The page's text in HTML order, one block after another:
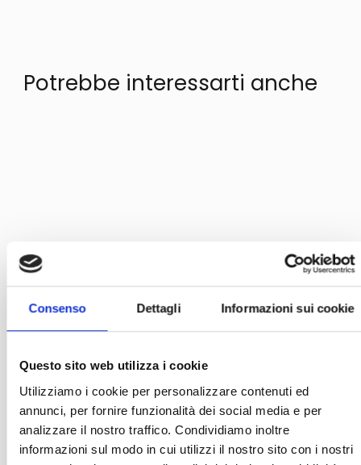
Consenso Dettagli Informazioni sui cookie
Questo sito web utilizza i cookie
Utilizziamo i cookie per personalizzare contenuti ed
annunci, per fornire funzionalità dei social media e per
analizzare il nostro traffico. Condividiamo inoltre
informazioni sul modo in cui utilizzi il nostro sito con i nostri
Potrebbe interessarti anche